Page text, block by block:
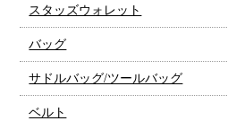
スタッズウォレット
バッグ
サドルバッグ/ツールバッグ
ベルト